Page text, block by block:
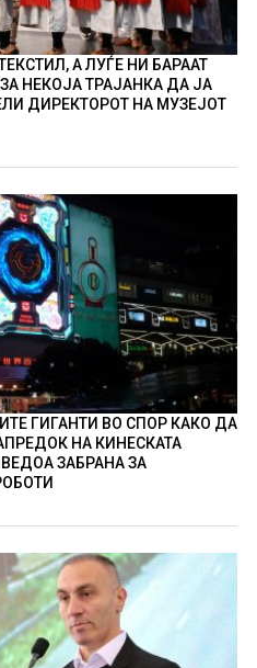
А ЛУЃЕ НИ БАРААТ
НЕКОЈА ТРАЈАНКА ДА ЈА
ДИРЕКТОРОТ НА МУЗЕЈОТ
ГИГАНТИ ВО СПОР КАКО ДА
НА КИНЕСКАТА
ЗАБРАНА ЗА